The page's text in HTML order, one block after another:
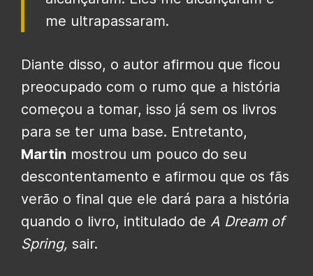
me ultrapassaram.
Diante disso, o autor afirmou que ficou
preocupado com o rumo que a história
começou a tomar, isso já sem os livros
para se ter uma base. Entretanto,
Martin mostrou um pouco do seu
descontentamento e afirmou que os fãs
verão o final que ele dará para a história
quando o livro, intitulado de A Dream of
Spring, sair.